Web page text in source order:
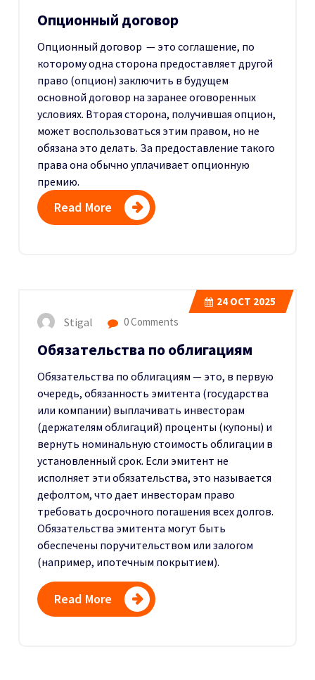
Опционный договор
Опционный договор — это соглашение, по
которому одна сторона предоставляет другой
право (опцион) заключить в будущем
основной договор на заранее оговоренных
условиях. Вторая сторона, получившая опцион,
может воспользоваться этим правом, но не
обязана это делать. За предоставление такого
права она обычно уплачивает опционную
премию.
Read More
24 OCT 2025
Stigal 0 Comments
Обязательства по облигациям
Обязательства по облигациям — это, в первую
очередь, обязанность эмитента (государства
или компании) выплачивать инвесторам
(держателям облигаций) проценты (купоны) и
вернуть номинальную стоимость облигации в
установленный срок. Если эмитент не
исполняет эти обязательства, это называется
дефолтом, что дает инвесторам право
требовать досрочного погашения всех долгов.
Обязательства эмитента могут быть
обеспечены поручительством или залогом
(например, ипотечным покрытием).
Read More